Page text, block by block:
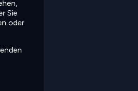
Sie
oder